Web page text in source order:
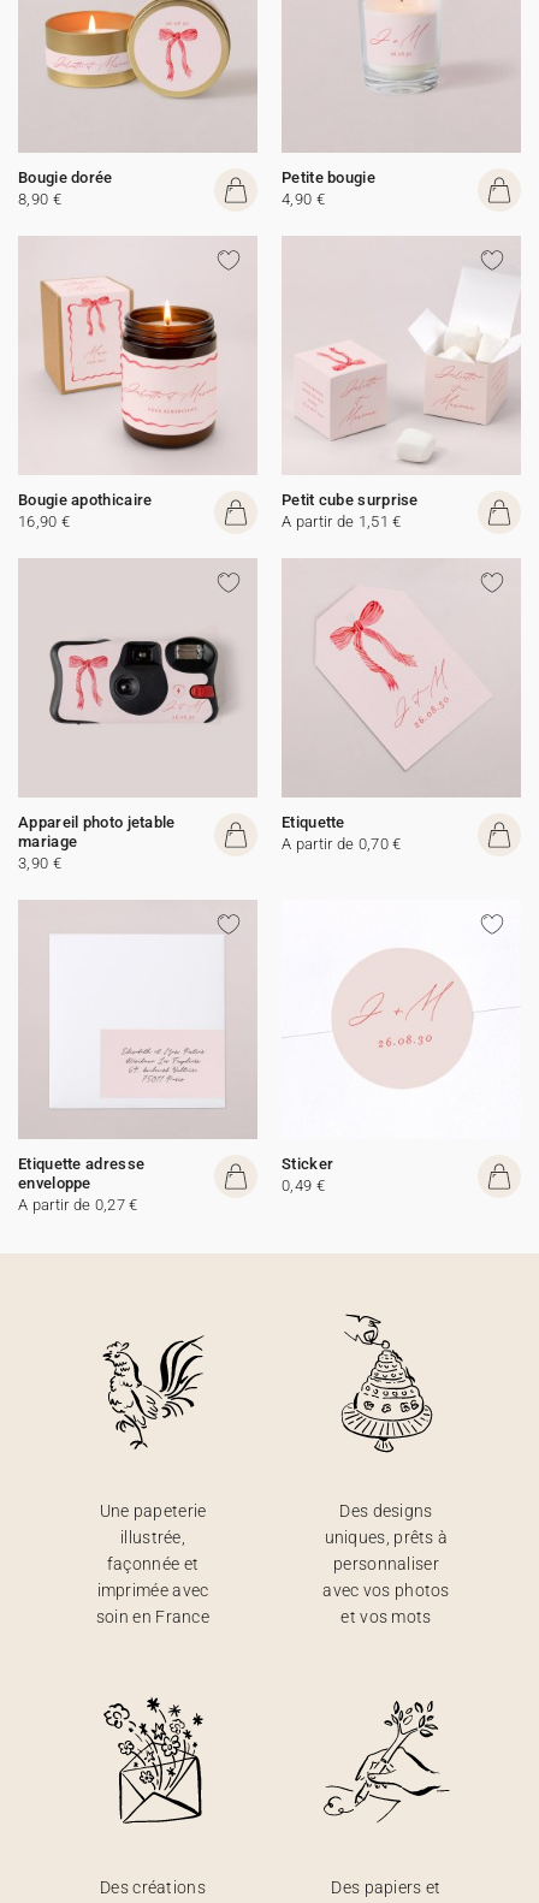
Bougie dorée
8,90 €
Petite bougie
4,90 €
Bougie apothicaire
16,90 €
Petit cube surprise
A partir de 1,51 €
Appareil photo jetable
mariage
3,90 €
Etiquette
A partir de 0,70 €
Etiquette adresse
enveloppe
A partir de 0,27 €
Sticker
0,49 €
Une papeterie
illustrée,
façonnée et
imprimée avec
soin en France
Des designs
uniques, prêts à
personnaliser
avec vos photos
et vos mots
Des créations
Des papiers et